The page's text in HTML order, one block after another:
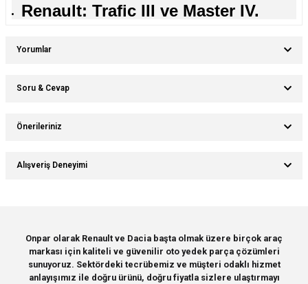
Renault: Trafic III ve Master IV.
Yorumlar
Soru & Cevap
Önerileriniz
Bu ürünün fiyat bilgisi, resim, ürün açıklamalarında ve diğer konularda
yetersiz gördüğünüz noktaları öneri formunu kullanarak tarafımıza
Ürün resmi kalitesiz, bozuk veya görüntülenemiyor.
Ürün açıklamasında eksik bilgiler bulunuyor.
Ürün bilgilerinde hatalar bulunuyor.
Alışveriş Deneyimi
Deneyimini Paylaş
Onpar olarak Renault ve Dacia başta olmak üzere birçok araç
markası için kaliteli ve güvenilir oto yedek parça çözümleri
sunuyoruz. Sektördeki tecrübemiz ve müşteri odaklı hizmet
anlayışımız ile doğru ürünü, doğru fiyatla sizlere ulaştırmayı